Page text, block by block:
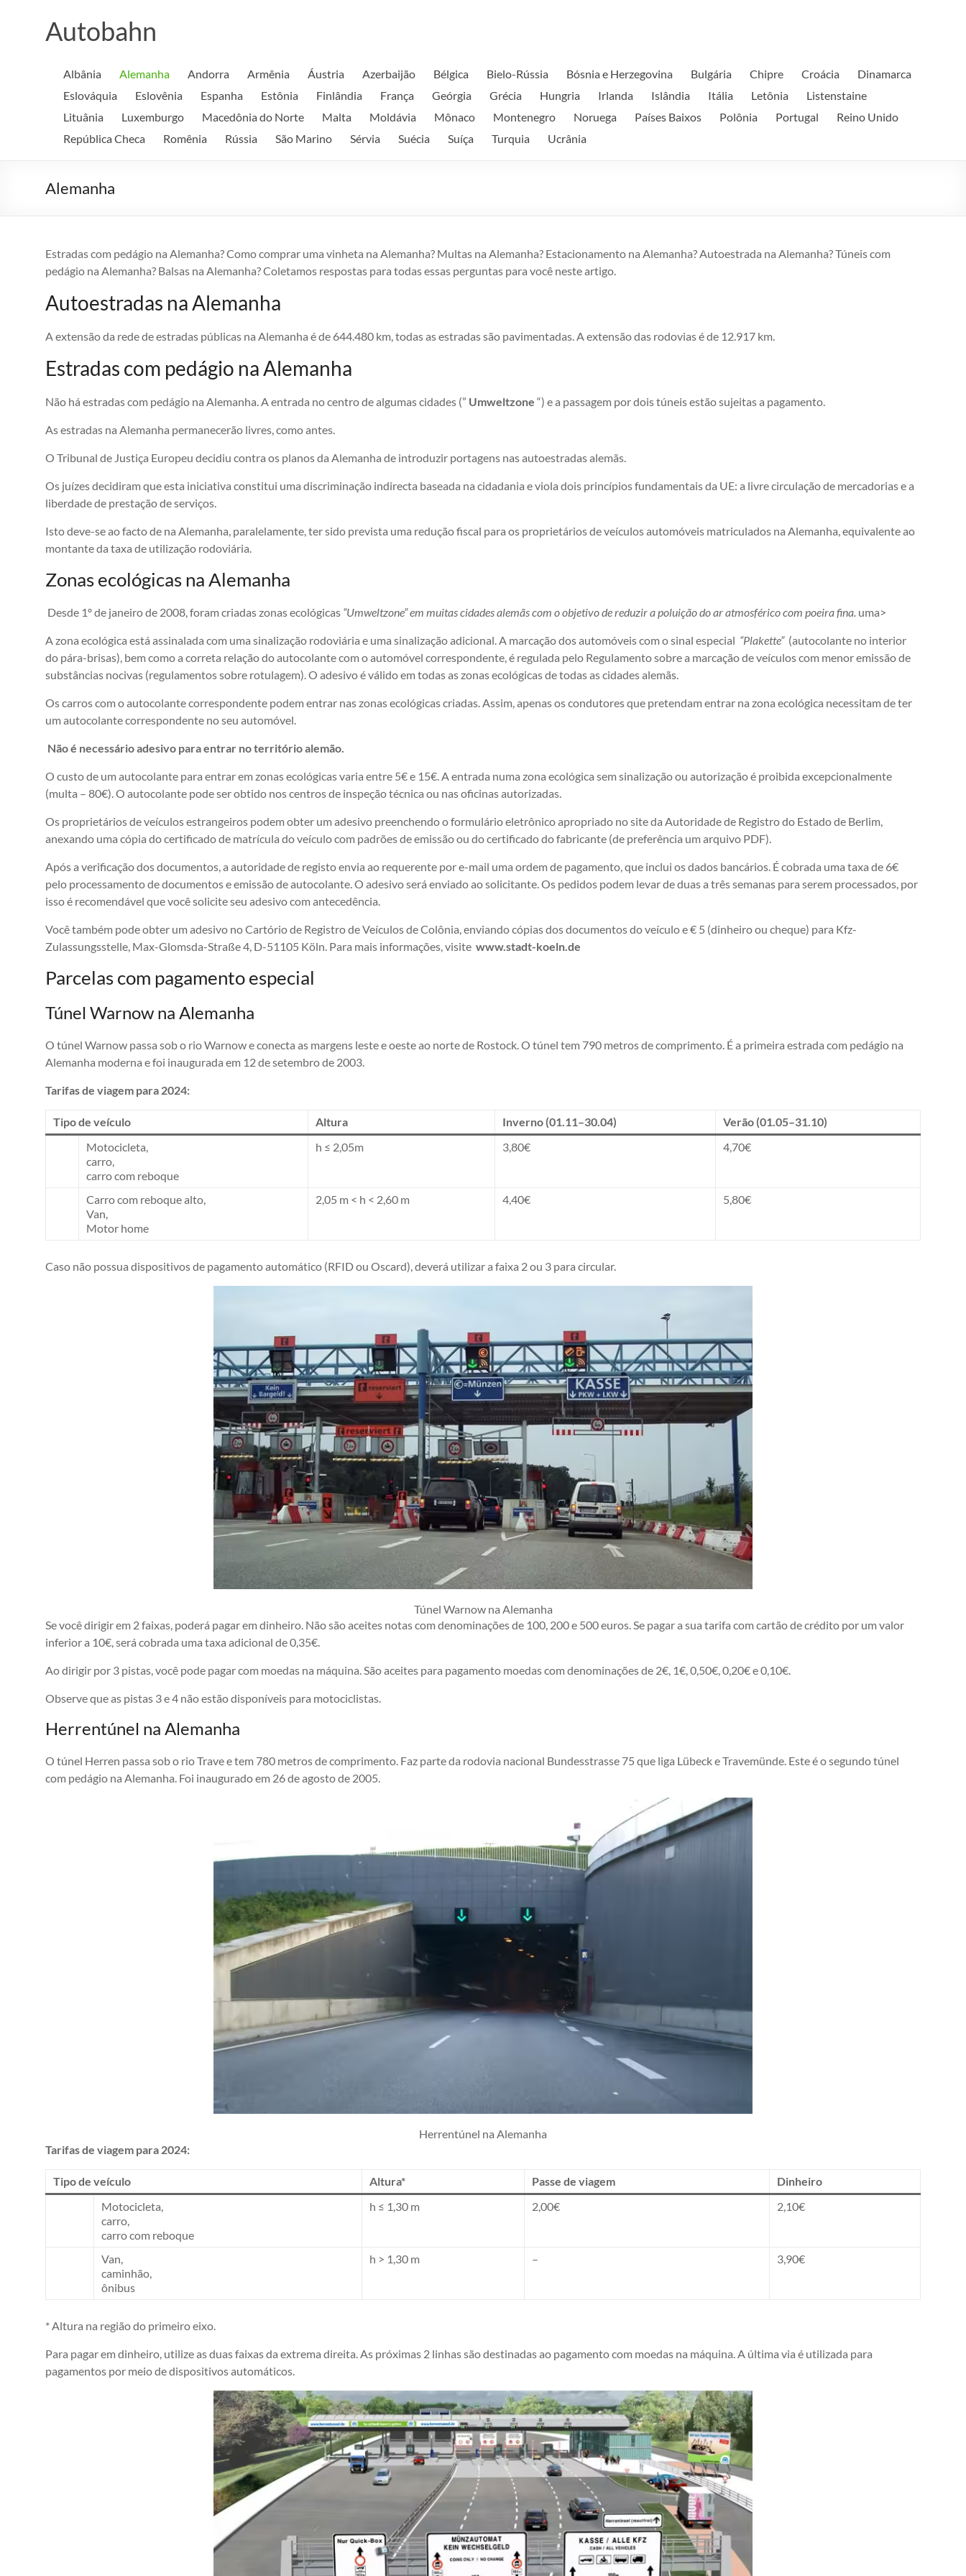
Autobahn
Albânia Alemanha Andorra Armênia Áustria Azerbaijão Bélgica Bielo-Rússia Bósnia e Herzegovina Bulgária Chipre Croácia
Dinamarca
Eslováquia
Eslovênia Espanha Estônia Finlândia França Geórgia Grécia Hungria Irlanda Islândia Itália Letônia
Listenstaine
Lituânia
Luxemburgo Macedônia do Norte Malta Moldávia Mônaco Montenegro Noruega Países Baixos Polônia Portugal
Reino Unido
República Checa
Romênia Rússia São Marino Sérvia Suécia Suíça Turquia Ucrânia
Alemanha
Estradas com pedágio na Alemanha? Como comprar uma vinheta na Alemanha? Multas na Alemanha? Estacionamento na Alemanha? Autoestrada na Alemanha? Túneis com
pedágio na Alemanha? Balsas na Alemanha? Coletamos respostas para todas essas perguntas para você neste artigo.
Autoestradas na Alemanha
A extensão da rede de estradas públicas na Alemanha é de 644.480 km, todas as estradas são pavimentadas. A extensão das rodovias é de 12.917 km.
Estradas com pedágio na Alemanha
Não há estradas com pedágio na Alemanha. A entrada no centro de algumas cidades (” Umweltzone “) e a passagem por dois túneis estão sujeitas a pagamento.
As estradas na Alemanha permanecerão livres, como antes.
O Tribunal de Justiça Europeu decidiu contra os planos da Alemanha de introduzir portagens nas autoestradas alemãs.
Os juízes decidiram que esta iniciativa constitui uma discriminação indirecta baseada na cidadania e viola dois princípios fundamentais da UE: a livre circulação de mercadorias e a
liberdade de prestação de serviços.
Isto deve-se ao facto de na Alemanha, paralelamente, ter sido prevista uma redução fiscal para os proprietários de veículos automóveis matriculados na Alemanha, equivalente ao
montante da taxa de utilização rodoviária.
Zonas ecológicas na Alemanha
Desde 1º de janeiro de 2008, foram criadas zonas ecológicas “Umweltzone” em muitas cidades alemãs com o objetivo de reduzir a poluição do ar atmosférico com poeira fina. uma>
A zona ecológica está assinalada com uma sinalização rodoviária e uma sinalização adicional. A marcação dos automóveis com o sinal especial “Plakette”(autocolante no interior
do pára-brisas), bem como a correta relação do autocolante com o automóvel correspondente, é regulada pelo Regulamento sobre a marcação de veículos com menor emissão de
substâncias nocivas (regulamentos sobre rotulagem). O adesivo é válido em todas as zonas ecológicas de todas as cidades alemãs.
Os carros com o autocolante correspondente podem entrar nas zonas ecológicas criadas. Assim, apenas os condutores que pretendam entrar na zona ecológica necessitam de ter
um autocolante correspondente no seu automóvel.
Não é necessário adesivo para entrar no território alemão.
O custo de um autocolante para entrar em zonas ecológicas varia entre 5€ e 15€. A entrada numa zona ecológica sem sinalização ou autorização é proibida excepcionalmente
(multa – 80€). O autocolante pode ser obtido nos centros de inspeção técnica ou nas oficinas autorizadas.
Os proprietários de veículos estrangeiros podem obter um adesivo preenchendo o formulário eletrônico apropriado no site da Autoridade de Registro do Estado de Berlim,
anexando uma cópia do certificado de matrícula do veículo com padrões de emissão ou do certificado do fabricante (de preferência um arquivo PDF).
Após a verificação dos documentos, a autoridade de registo envia ao requerente por e-mail uma ordem de pagamento, que inclui os dados bancários. É cobrada uma taxa de 6€
pelo processamento de documentos e emissão de autocolante. O adesivo será enviado ao solicitante. Os pedidos podem levar de duas a três semanas para serem processados, por
isso é recomendável que você solicite seu adesivo com antecedência.
Você também pode obter um adesivo no Cartório de Registro de Veículos de Colônia, enviando cópias dos documentos do veículo e € 5 (dinheiro ou cheque) para Kfz-
Zulassungsstelle, Max-Glomsda-Straße 4, D-51105 Köln. Para mais informações, visite www.stadt-koeln.de
Parcelas com pagamento especial
Túnel Warnow na Alemanha
O túnel Warnow passa sob o rio Warnow e conecta as margens leste e oeste ao norte de Rostock. O túnel tem 790 metros de comprimento. É a primeira estrada com pedágio na
Alemanha moderna e foi inaugurada em 12 de setembro de 2003.
Tarifas de viagem para 2024:
Tipo de veículo Altura Inverno (01.11–30.04)
Verão (01.05–31.10)
Motocicleta,
carro,
carro com reboque
h ≤ 2,05m 3,80€ 4,70€
Carro com reboque alto,
Van,
Motor home
2,05 m < h < 2,60 m 4,40€ 5,80€
Caso não possua dispositivos de pagamento automático (RFID ou Oscard), deverá utilizar a faixa 2 ou 3 para circular.
Túnel Warnow na Alemanha
Se você dirigir em 2 faixas, poderá pagar em dinheiro. Não são aceites notas com denominações de 100, 200 e 500 euros. Se pagar a sua tarifa com cartão de crédito por um valor
inferior a 10€, será cobrada uma taxa adicional de 0,35€.
Ao dirigir por 3 pistas, você pode pagar com moedas na máquina. São aceites para pagamento moedas com denominações de 2€, 1€, 0,50€, 0,20€ e 0,10€.
Observe que as pistas 3 e 4 não estão disponíveis para motociclistas.
Herrentúnel na Alemanha
O túnel Herren passa sob o rio Trave e tem 780 metros de comprimento. Faz parte da rodovia nacional Bundesstrasse 75 que liga Lübeck e Travemünde. Este é o segundo túnel
com pedágio na Alemanha. Foi inaugurado em 26 de agosto de 2005.
Herrentúnel na Alemanha
Tarifas de viagem para 2024:
Tipo de veículo Altura* Passe de viagem
Dinheiro
Motocicleta,
carro,
carro com reboque
h ≤ 1,30 m 2,00€ 2,10€
Van,
caminhão,
ônibus
h > 1,30 m – 3,90€
* Altura na região do primeiro eixo.
Para pagar em dinheiro, utilize as duas faixas da extrema direita. As próximas 2 linhas são destinadas ao pagamento com moedas na máquina. A última via é utilizada para
pagamentos por meio de dispositivos automáticos.